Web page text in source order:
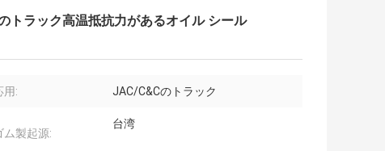
トラック高温抵抗力があるオイル シール
用: JAC/C&Cのトラック
ム製起源:
台湾